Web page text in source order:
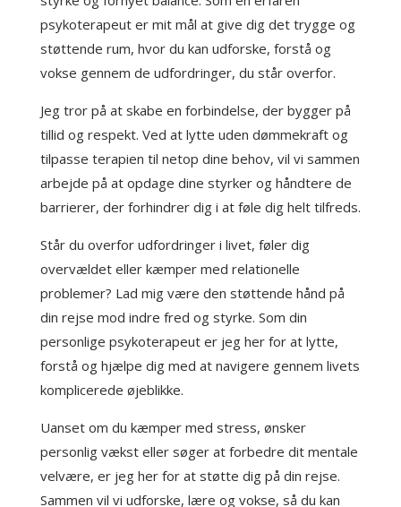
psykoterapeut er mit mål at give dig det trygge og
støttende rum, hvor du kan udforske, forstå og
vokse gennem de udfordringer, du står overfor.
Jeg tror på at skabe en forbindelse, der bygger på
tillid og respekt. Ved at lytte uden dømmekraft og
tilpasse terapien til netop dine behov, vil vi sammen
arbejde på at opdage dine styrker og håndtere de
barrierer, der forhindrer dig i at føle dig helt tilfreds.
Står du overfor udfordringer i livet, føler dig
overvældet eller kæmper med relationelle
problemer? Lad mig være den støttende hånd på
din rejse mod indre fred og styrke. Som din
personlige psykoterapeut er jeg her for at lytte,
forstå og hjælpe dig med at navigere gennem livets
komplicerede øjeblikke.
Uanset om du kæmper med stress, ønsker
personlig vækst eller søger at forbedre dit mentale
velvære, er jeg her for at støtte dig på din rejse.
Sammen vil vi udforske, lære og vokse, så du kan